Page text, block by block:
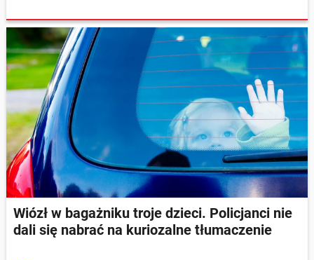
Wiózł w bagażniku troje dzieci. Policjanci nie
dali się nabrać na kuriozalne tłumaczenie